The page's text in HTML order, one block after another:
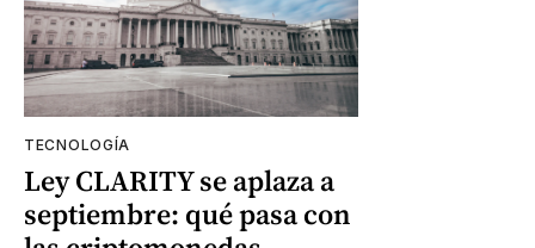
TECNOLOGÍA
Ley CLARITY se aplaza a
septiembre: qué pasa con